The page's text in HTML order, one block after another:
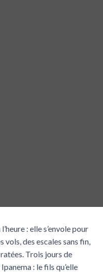
: elle s’envole pour
vols, des escales sans fin,
Trois jours de
: le fils qu’elle